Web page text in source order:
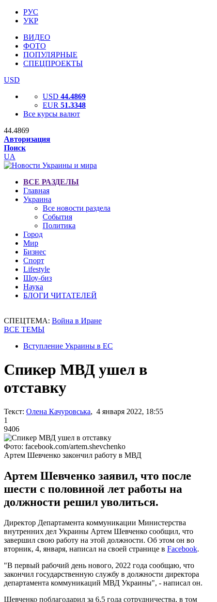
РУС
УКР
ВИДЕО
ФОТО
ПОПУЛЯРНЫЕ
СПЕЦПРОЕКТЫ
USD
USD 44.4869
EUR 51.3348
Все курсы валют
44.4869
Авторизация
Поиск
UA
ВСЕ РАЗДЕЛЫ
Главная
Украина
Все новости раздела
События
Политика
Город
Мир
Бизнес
Спорт
Lifestyle
Шоу-биз
Наука
БЛОГИ ЧИТАТЕЛЕЙ
СПЕЦТЕМА: Война в Иране
ВСЕ ТЕМЫ
Вступление Украины в ЕС
Спикер МВД ушел в
отставку
Текст: Олена Качуровська, 4 января 2022, 18:55
1
9406
Фото: facebook.com/artem.shevchenko
Артем Шевченко закончил работу в МВД
Артем Шевченко заявил, что после
шести с половиной лет работы на
должности решил уволиться.
Директор Департамента коммуникации Министерства
внутренних дел Украины Артем Шевченко сообщил, что
завершил свою работу на этой должности. Об этом он во
вторник, 4, января, написал на своей странице в Facebook.
"В первый рабочий день нового, 2022 года сообщаю, что
закончил государственную службу в должности директора
департамента коммуникаций МВД Украины", - написал он.
Шевченко поблагодарил за 6,5 года сотрудничества, в том